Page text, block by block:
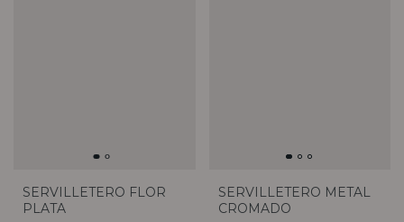
SERVILLETERO FLOR
PLATA
SERVILLETERO METAL
CROMADO